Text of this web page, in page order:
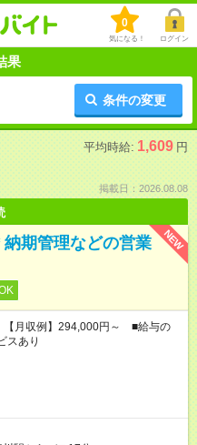
0
気になる！ ログイン
果
条件の変更
平均時給: 1,609 円
掲載日：2026.08.08
NEW
期管理などの営業
月収例】294,000円～ ■給与の
スあり